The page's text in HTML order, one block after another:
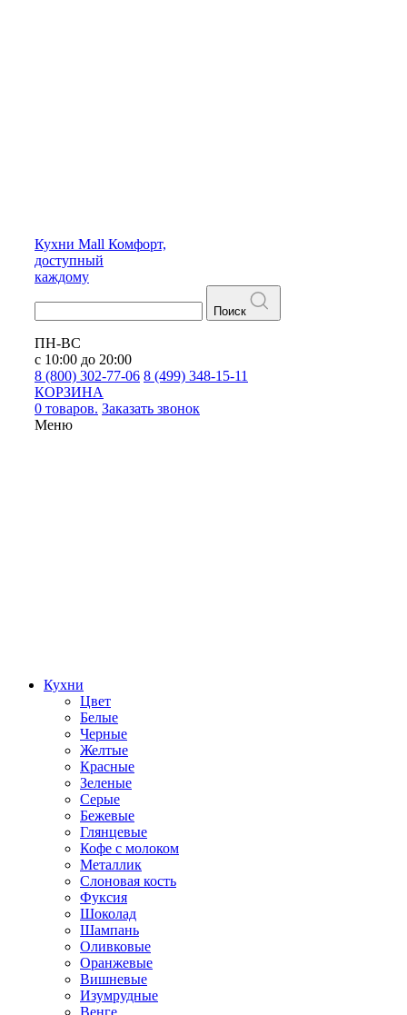
Кухни Mall Комфорт,
доступный
каждому
Поиск
ПН-ВС
с 10:00 до 20:00
8 (800) 302-77-06 8 (499) 348-15-11
КОРЗИНА
0 товаров. Заказать звонок
Меню
Кухни
Цвет
Белые
Черные
Желтые
Красные
Зеленые
Серые
Бежевые
Глянцевые
Кофе с молоком
Металлик
Слоновая кость
Фуксия
Шоколад
Шампань
Оливковые
Оранжевые
Вишневые
Изумрудные
Венге